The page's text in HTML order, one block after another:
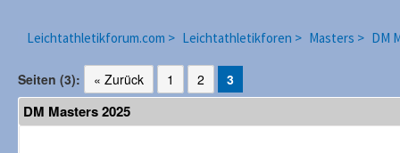
Leichtathletikforum.com > Leichtathletikforen > Masters > DM
Seiten (3): « Zurück 1 2 3
DM Masters 2025